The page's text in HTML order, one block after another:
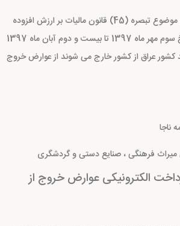
شایان ذکر است مسافران موضوع تبصره (45) قانون مالیات بر ارزش افزوده
و زائرین اربعین که از تاریخ سوم مهر ماه 1397 تا بیست و دوم آبان ماه 1397
کشور عراق از کشور خارج می شوند از عوارض خروج
ناجا
میراث فرهنگی ، صنایع دستی و گردشگری
الکترونیکی عوارض خروج از